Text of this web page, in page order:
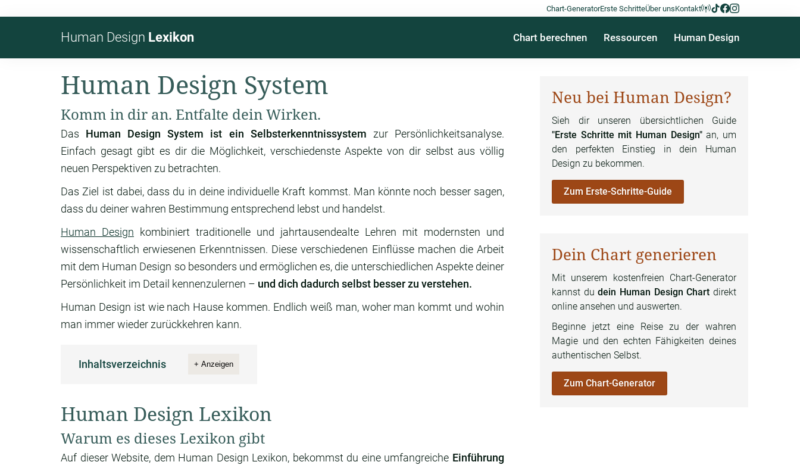
Chart-GeneratorErste SchritteÜber unsKontakt
Human Design Lexikon Chart berechnen Ressourcen Human Design
Human Design System
Komm in dir an. Entfalte dein Wirken.
Das Human Design System ist ein Selbsterkenntnissystem zur Persönlichkeitsanalyse.
Einfach gesagt gibt es dir die Möglichkeit, verschiedenste Aspekte von dir selbst aus völlig
neuen Perspektiven zu betrachten.
Das Ziel ist dabei, dass du in deine individuelle Kraft kommst. Man könnte noch besser sagen,
dass du deiner wahren Bestimmung entsprechend lebst und handelst.
Human Design kombiniert traditionelle und jahrtausendealte Lehren mit modernsten und
wissenschaftlich erwiesenen Erkenntnissen. Diese verschiedenen Einflüsse machen die Arbeit
mit dem Human Design so besonders und ermöglichen es, die unterschiedlichen Aspekte deiner
Persönlichkeit im Detail kennenzulernen – und dich dadurch selbst besser zu verstehen.
Human Design ist wie nach Hause kommen. Endlich weiß man, woher man kommt und wohin
man immer wieder zurückkehren kann.
Inhaltsverzeichnis + Anzeigen
Human Design Lexikon
Warum es dieses Lexikon gibt
Auf dieser Website, dem Human Design Lexikon, bekommst du eine umfangreiche Einführung
Neu bei Human Design?
Sieh dir unseren übersichtlichen Guide
"Erste Schritte mit Human Design"an, um
den perfekten Einstieg in dein Human
Design zu bekommen.
Zum Erste-Schritte-Guide
Dein Chart generieren
Mit unserem kostenfreien Chart-Generator
kannst dudein Human Design Chart direkt
online ansehen und auswerten.
Beginne jetzt eine Reise zu der wahren
Magie und den echten Fähigkeiten deines
authentischen Selbst.
Zum Chart-Generator